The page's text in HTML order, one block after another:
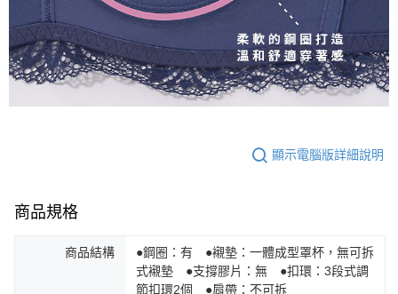
顯示電腦版詳細說明
商品規格
商品結構
●鋼圈：有 ●襯墊：一體成型罩杯，無可拆
式襯墊 ●支撐膠片：無 ●扣環：3段式調
節扣環2個 ●肩帶：不可拆